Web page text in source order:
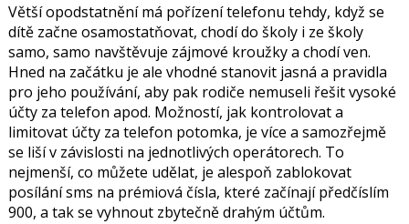
Větší opodstatnění má pořízení telefonu tehdy, když se
dítě začne osamostatňovat, chodí do školy i ze školy
samo, samo navštěvuje zájmové kroužky a chodí ven.
Hned na začátku je ale vhodné stanovit jasná a pravidla
pro jeho používání, aby pak rodiče nemuseli řešit vysoké
účty za telefon apod. Možností, jak kontrolovat a
limitovat účty za telefon potomka, je více a samozřejmě
se liší v závislosti na jednotlivých operátorech. To
nejmenší, co můžete udělat, je alespoň zablokovat
posílání sms na prémiová čísla, které začínají předčíslím
900, a tak se vyhnout zbytečně drahým účtům.